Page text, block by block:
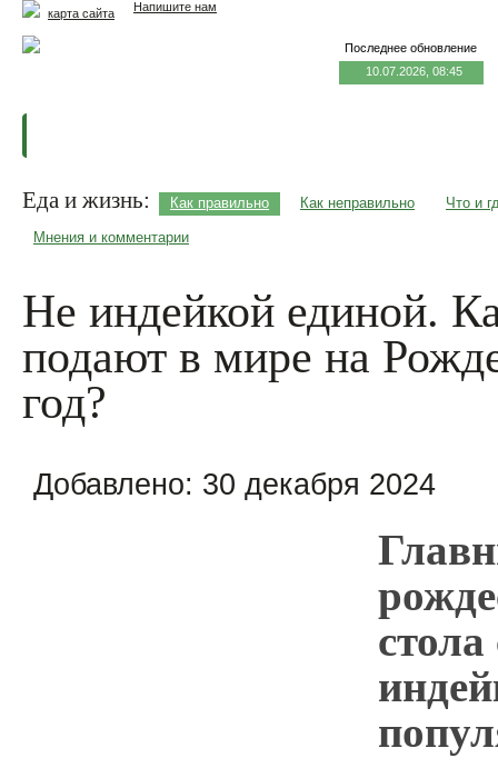
Напишите нам
карта сайта
Последнее обновление
10.07.2026, 08:45
Еда и жизнь: Как правильно Как неправильно Что и
Мнения и комментарии
Не индейкой единой.
подают в мире на
год?
Добавлено: 30 декабря 2024